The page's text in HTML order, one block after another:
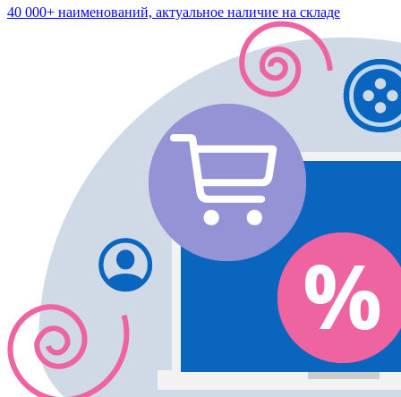
40 000+ наименований, актуальное наличие на складе